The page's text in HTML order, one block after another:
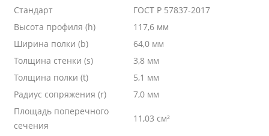
Стандарт
ГОСТ Р 57837-2017
Высота профиля (h)
117,6 мм
Ширина полки (b)
64,0 мм
Толщина стенки (s)
3,8 мм
Толщина полки (t)
5,1 мм
Радиус сопряжения (r)
7,0 мм
Площадь поперечного
сечения
11,03 см²